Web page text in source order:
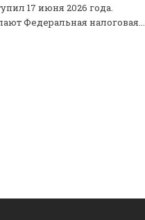
17 июня 2026 года.
Федеральная налоговая...